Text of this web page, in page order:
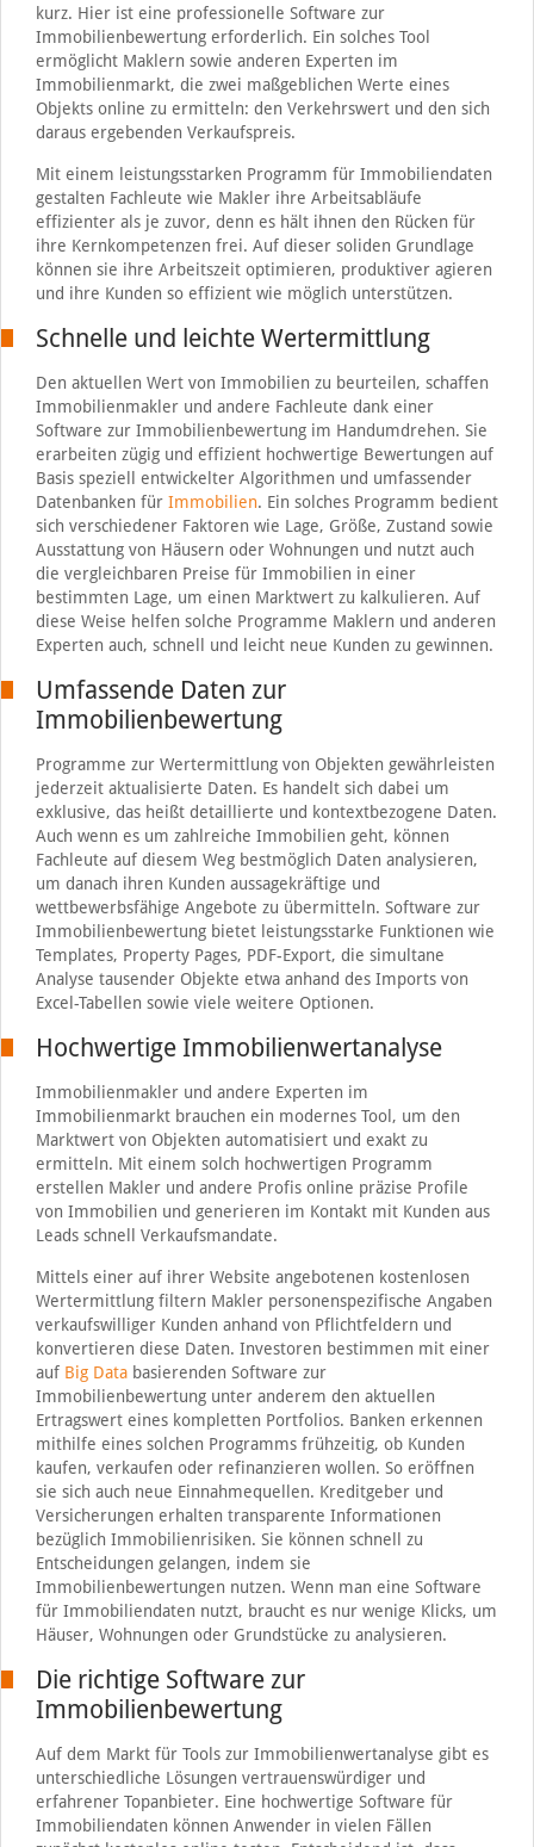
kurz. Hier ist eine professionelle Software zur
Immobilienbewertung erforderlich. Ein solches Tool
ermöglicht Maklern sowie anderen Experten im
Immobilienmarkt, die zwei maßgeblichen Werte eines
Objekts online zu ermitteln: den Verkehrswert und den sich
daraus ergebenden Verkaufspreis.
Mit einem leistungsstarken Programm für Immobiliendaten
gestalten Fachleute wie Makler ihre Arbeitsabläufe
effizienter als je zuvor, denn es hält ihnen den Rücken für
ihre Kernkompetenzen frei. Auf dieser soliden Grundlage
können sie ihre Arbeitszeit optimieren, produktiver agieren
und ihre Kunden so effizient wie möglich unterstützen.
Schnelle und leichte Wertermittlung
Den aktuellen Wert von Immobilien zu beurteilen, schaffen
Immobilienmakler und andere Fachleute dank einer
Software zur Immobilienbewertung im Handumdrehen. Sie
erarbeiten zügig und effizient hochwertige Bewertungen auf
Basis speziell entwickelter Algorithmen und umfassender
Datenbanken für Immobilien. Ein solches Programm bedient
sich verschiedener Faktoren wie Lage, Größe, Zustand sowie
Ausstattung von Häusern oder Wohnungen und nutzt auch
die vergleichbaren Preise für Immobilien in einer
bestimmten Lage, um einen Marktwert zu kalkulieren. Auf
diese Weise helfen solche Programme Maklern und anderen
Experten auch, schnell und leicht neue Kunden zu gewinnen.
Umfassende Daten zur
Immobilienbewertung
Programme zur Wertermittlung von Objekten gewährleisten
jederzeit aktualisierte Daten. Es handelt sich dabei um
exklusive, das heißt detaillierte und kontextbezogene Daten.
Auch wenn es um zahlreiche Immobilien geht, können
Fachleute auf diesem Weg bestmöglich Daten analysieren,
um danach ihren Kunden aussagekräftige und
wettbewerbsfähige Angebote zu übermitteln. Software zur
Immobilienbewertung bietet leistungsstarke Funktionen wie
Templates, Property Pages, PDF-Export, die simultane
Analyse tausender Objekte etwa anhand des Imports von
Excel-Tabellen sowie viele weitere Optionen.
Hochwertige Immobilienwertanalyse
Immobilienmakler und andere Experten im
Immobilienmarkt brauchen ein modernes Tool, um den
Marktwert von Objekten automatisiert und exakt zu
ermitteln. Mit einem solch hochwertigen Programm
erstellen Makler und andere Profis online präzise Profile
von Immobilien und generieren im Kontakt mit Kunden aus
Leads schnell Verkaufsmandate.
Mittels einer auf ihrer Website angebotenen kostenlosen
Wertermittlung filtern Makler personenspezifische Angaben
verkaufswilliger Kunden anhand von Pflichtfeldern und
konvertieren diese Daten. Investoren bestimmen mit einer
auf Big Databasierenden Software zur
Immobilienbewertung unter anderem den aktuellen
Ertragswert eines kompletten Portfolios. Banken erkennen
mithilfe eines solchen Programms frühzeitig, ob Kunden
kaufen, verkaufen oder refinanzieren wollen. So eröffnen
sie sich auch neue Einnahmequellen. Kreditgeber und
Versicherungen erhalten transparente Informationen
bezüglich Immobilienrisiken. Sie können schnell zu
Entscheidungen gelangen, indem sie
Immobilienbewertungen nutzen. Wenn man eine Software
für Immobiliendaten nutzt, braucht es nur wenige Klicks, um
Häuser, Wohnungen oder Grundstücke zu analysieren.
Die richtige Software zur
Immobilienbewertung
Auf dem Markt für Tools zur Immobilienwertanalyse gibt es
unterschiedliche Lösungen vertrauenswürdiger und
erfahrener Topanbieter. Eine hochwertige Software für
Immobiliendaten können Anwender in vielen Fällen